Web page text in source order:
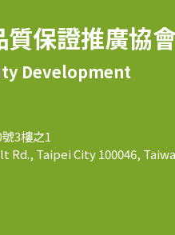
保證推廣協
Development
3樓之1
Rd., Taipei City 100046,